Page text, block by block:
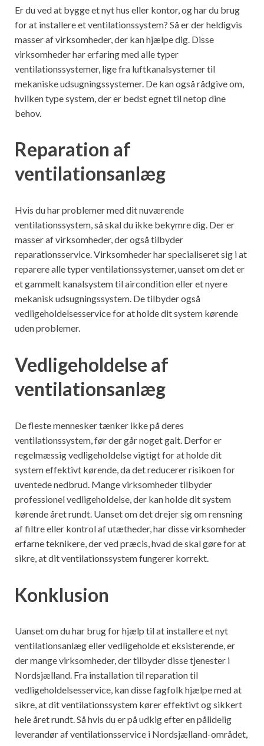
Er du ved at bygge et nyt hus eller kontor, og har du brug
for at installere et ventilationssystem? Så er der heldigvis
masser af virksomheder, der kan hjælpe dig. Disse
virksomheder har erfaring med alle typer
ventilationssystemer, lige fra luftkanalsystemer til
mekaniske udsugningssystemer. De kan også rådgive om,
hvilken type system, der er bedst egnet til netop dine
behov.
Reparation af
ventilationsanlæg
Hvis du har problemer med dit nuværende
ventilationssystem, så skal du ikke bekymre dig. Der er
masser af virksomheder, der også tilbyder
reparationsservice. Virksomheder har specialiseret sig i at
reparere alle typer ventilationssystemer, uanset om det er
et gammelt kanalsystem til aircondition eller et nyere
mekanisk udsugningssystem. De tilbyder også
vedligeholdelsesservice for at holde dit system kørende
uden problemer.
Vedligeholdelse af
ventilationsanlæg
De fleste mennesker tænker ikke på deres
ventilationssystem, før der går noget galt. Derfor er
regelmæssig vedligeholdelse vigtigt for at holde dit
system effektivt kørende, da det reducerer risikoen for
uventede nedbrud. Mange virksomheder tilbyder
professionel vedligeholdelse, der kan holde dit system
kørende året rundt. Uanset om det drejer sig om rensning
af filtre eller kontrol af utætheder, har disse virksomheder
erfarne teknikere, der ved præcis, hvad de skal gøre for at
sikre, at dit ventilationssystem fungerer korrekt.
Konklusion
Uanset om du har brug for hjælp til at installere et nyt
ventilationsanlæg eller vedligeholde et eksisterende, er
der mange virksomheder, der tilbyder disse tjenester i
Nordsjælland. Fra installation til reparation til
vedligeholdelsesservice, kan disse fagfolk hjælpe med at
sikre, at dit ventilationssystem kører effektivt og sikkert
hele året rundt. Så hvis du er på udkig efter en pålidelig
leverandør af ventilationsservice i Nordsjælland-området,